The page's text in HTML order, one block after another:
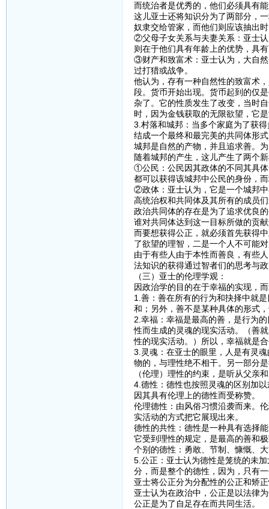
而统治者是优秀的，他们必须具有
这儿亚士还将知识分为了两部分，
奴隶交给管家，而他们则应该抽出
②父母子女关系与夫妻关系：亚士
则在于他们具有年龄上的优势，具
③财产和致富术：亚士认为，大自
过打猎或战争。
他认为，存有一种自然性的致富术
段。货币开始出现。货币起到的仅
杂了。它的性质发生了改变，当时
时，因为金钱获取的无限欲望，它
3.村落和城邦：当多个家庭为了获
结成一个最终和最完美的共同体形
城邦是自然的产物，并且追求善。
随着城邦的产生，这儿产生了两个
①公民：公民因其政体的不同其具
都可以获得该城邦中公民的身份，
②政体：亚士认为，它是一个城邦
高统治权和共同体及其所有的成员
政治共同体的存在是为了追求优良
谁对共同体达到这一目标所做的贡
而要想获得公正，就必须首先获得
了欲望的理智，二是一个人不可能
由于有些人由于本性而善良，有些
法知识的获得通过智者们的思考与
（三）亚士的伦理学观：
因政治学的目的在于幸福的实现，
1.善：善在所有的行为和抉择中就
和；另外，善不是某种具体的形式
2.幸福：幸福是最高的善，是行为
性而生成的灵魂的现实活动。（善
性的现实活动。）所以，幸福就是
3.灵魂：在亚士的眼里，人是有灵
物的，与理性绝不相干。另一部分
（伦理）理性的约束，是听从父亲
4.德性：德性也按照灵魂的区别加
因其具有伦理上的德性而受称赞。
伦理德性：由风俗习惯沿袭而来。
实活动的方式把它展现出来。
德性的共性：德性是一种具有选择
它受到理性的规定，是最高的善和
个别的德性：勇敢、节制、慷慨、
5.公正：亚士认为德性是笼统的未
分，而是整个的德性，因为，只有
亚士将公正分为分配性的公正和矫
亚士认为在政治中，公正是以法律
公正是为了自足存在而共同生活。